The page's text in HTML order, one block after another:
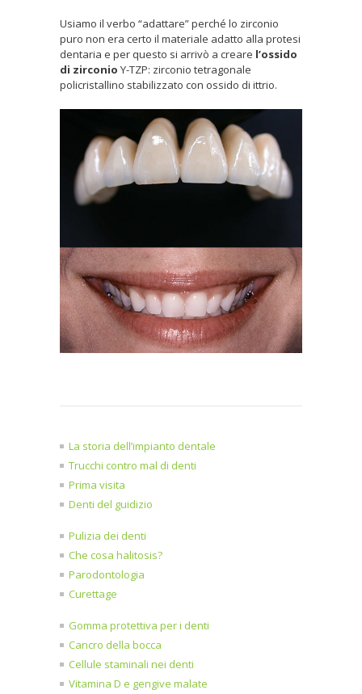
Usiamo il verbo “adattare” perché lo zirconio
puro non era certo il materiale adatto alla protesi
dentaria e per questo si arrivò a creare l’ossido
di zirconio Y-TZP: zirconio tetragonale
policristallino stabilizzato con ossido di ittrio.
La storia dell’impianto dentale
Trucchi contro mal di denti
Prima visita
Denti del guidizio
Pulizia dei denti
Che cosa halitosis?
Parodontologia
Curettage
Gomma protettiva per i denti
Cancro della bocca
Cellule staminali nei denti
Vitamina D e gengive malate